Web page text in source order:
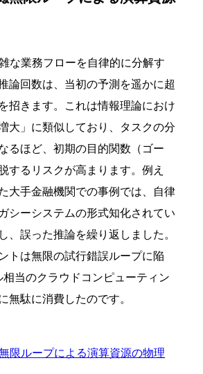
な業務フローを自律的に分解す
論回数は、当初の予測を遥かに超
招きます。これは情報理論におけ
大」に類似しており、タスクの分
るほど、初期の目的関数（ゴー
するリスクが高まります。例え
大手金融機関での事例では、自律
シーシステムの形式知化されてい
、誤った推論を繰り返しました。
トは無限の試行錯誤ループに陥
相当のクラウドコンピューティン
無駄に消費したのです。